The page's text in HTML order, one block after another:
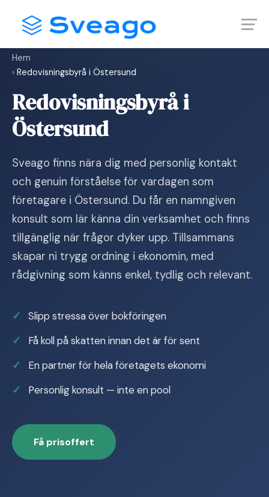
content
Hem
› Redovisningsbyrå i Östersund
Redovisningsbyrå i
Östersund
Sveago finns nära dig med personlig kontakt
och genuin förståelse för vardagen som
företagare i Östersund. Du får en namngiven
konsult som lär känna din verksamhet och finns
tillgänglig när frågor dyker upp. Tillsammans
skapar ni trygg ordning i ekonomin, med
rådgivning som känns enkel, tydlig och relevant.
Slipp stressa över bokföringen
Få koll på skatten innan det är för sent
En partner för hela företagets ekonomi
Personlig konsult — inte en pool
Få prisoffert